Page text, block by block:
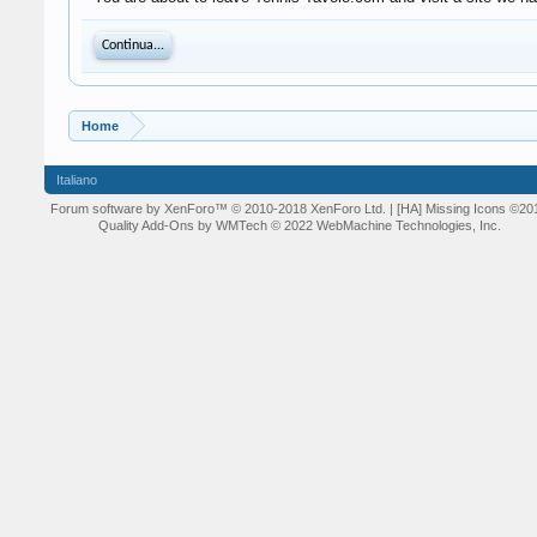
Continua...
Home
Italiano
Forum software by XenForo™ © 2010-2018 XenForo Ltd. | [HA] Missing Icons
Quality Add-Ons by WMTech © 2022 WebMachine Technologies, Inc.